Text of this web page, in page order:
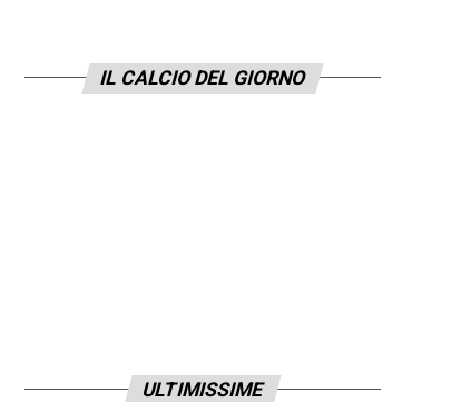
IL CALCIO DEL GIORNO
ULTIMISSIME